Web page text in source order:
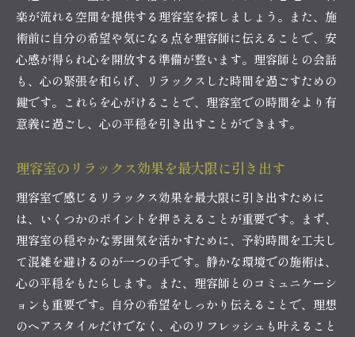
楽が流れる空間を提供する理容室を探しましょう。また、施
術前に自分の希望や気になる点を理容師に伝えることで、安
心感が得られ心を開放する準備が整います。理容師との会話
も、心の緊張を和らげ、リラックスした時間を過ごすための
鍵です。これらを心がけることで、理容室での時間をより有
意義に過ごし、心の平穏を引き出すことができます。
理容室のリラックス効果を最大限に引き出す
理容室で感じるリラックス効果を最大限に引き出すために
は、いくつかのポイントを押さえることが重要です。まず、
理容室の穏やかな雰囲気を活かすために、予約時間を工夫し
て混雑を避けるのが一つの手です。静かな環境での施術は、
心の平穏をもたらします。また、理容師とのコミュニケーシ
ョンも重要です。自分の希望をしっかり伝えることで、理想
のヘアスタイルだけでなく、心のリフレッシュも叶えること